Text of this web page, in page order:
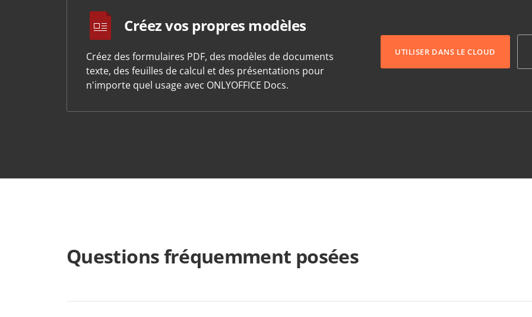
Créez vos propres modèles
Créez des formulaires PDF, des modèles de documents
texte, des feuilles de calcul et des présentations pour
n'importe quel usage avec ONLYOFFICE Docs.
UTILISER DANS LE CLOUD
Questions fréquemment posées